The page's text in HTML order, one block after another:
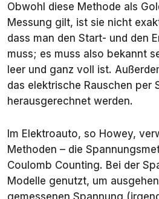
Obwohl diese Methode als
Messung gilt, ist sie nicht
dass man den Start- und den
muss; es muss also bekannt
leer und ganz voll ist.
das elektrische Rauschen per
herausgerechnet werden.
Im Elektroauto, so Howey,
Methoden – die
Coulomb Counting. Bei der
Modelle genutzt, um
gemessenen Spannung